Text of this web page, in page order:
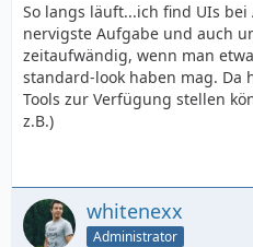
So langs läuft...ich find UIs
nervigste Aufgabe und auch
zeitaufwändig, wenn man
standard-look haben mag. Da
Tools zur Verfügung stellen
z.B.)
whitenexx
Administrator